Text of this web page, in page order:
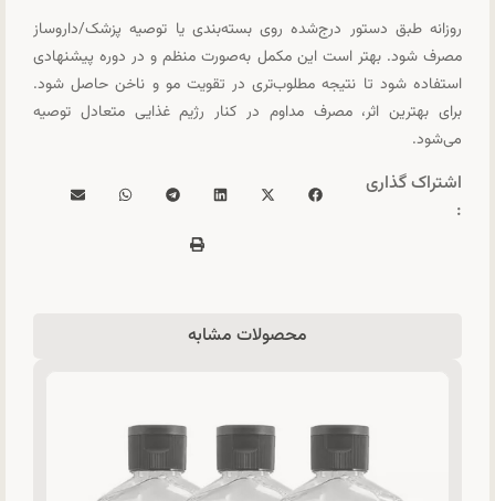
روزانه طبق دستور درج‌شده روی بسته‌بندی یا توصیه پزشک/داروساز
مصرف شود. بهتر است این مکمل به‌صورت منظم و در دوره پیشنهادی
استفاده شود تا نتیجه مطلوب‌تری در تقویت مو و ناخن حاصل شود.
برای بهترین اثر، مصرف مداوم در کنار رژیم غذایی متعادل توصیه
می‌شود.
اشتراک گذاری
:
محصولات مشابه